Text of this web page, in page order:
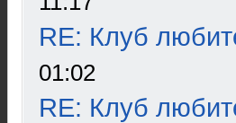
RE: Клуб
01:02
RE: Клуб